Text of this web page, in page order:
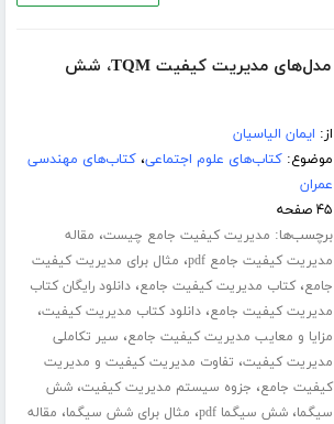
دانلود کتاب مقایسه مدل‌های مدیریت کیفیت TQM، شش
از: ایمان الیاسیان
موضوع:کتاب‌های علوم اجتماعی،کتاب‌های مهندسی
عمران
۴۵ صفحه
برچسب‌ها: مدیریت کیفیت جامع چیست، مقاله
مدیریت کیفیت جامع pdf
، مثال برای مدیریت کیفیت
جامع،کتاب مدیریت کیفیت جامع،دانلود رایگان کتاب
مدیریت کیفیت جامع،دانلود کتاب مدیریت کیفیت،
مزایا و معایب مدیریت کیفیت جامع، سیر تکاملی
مدیریت کیفیت، تفاوت مدیریت کیفیت و مدیریت
کیفیت جامع، جزوه سیستم مدیریت کیفیت،شش
سیگما،شش سیگما pdf ، مثال برای شش سیگما، مقاله